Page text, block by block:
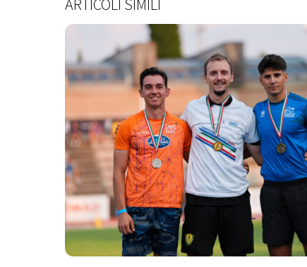
ARTICOLI SIMILI